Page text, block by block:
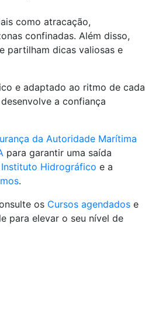
como atracação,
confinadas. Além disso,
partilham dicas valiosas e
e adaptado ao ritmo de cada
a confiança
da Autoridade Marítima
para garantir uma saída
Instituto Hidrográfico e a
.
os Cursos agendados e
para elevar o seu nível de